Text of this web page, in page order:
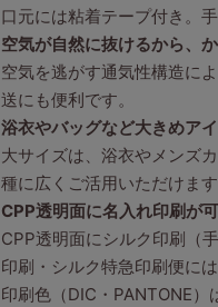
口元には粘着テープ付き。
空気が自然に抜けるから、
空気を逃がす通気性構造に
送にも便利です。
浴衣やバッグなど大きめア
大サイズは、浴衣やメンズ
種に広くご活用いただけます
CPP透明面に名入れ印刷が
CPP透明面にシルク印刷（
印刷・シルク特急印刷便に
印刷色（DIC・PANTONE）